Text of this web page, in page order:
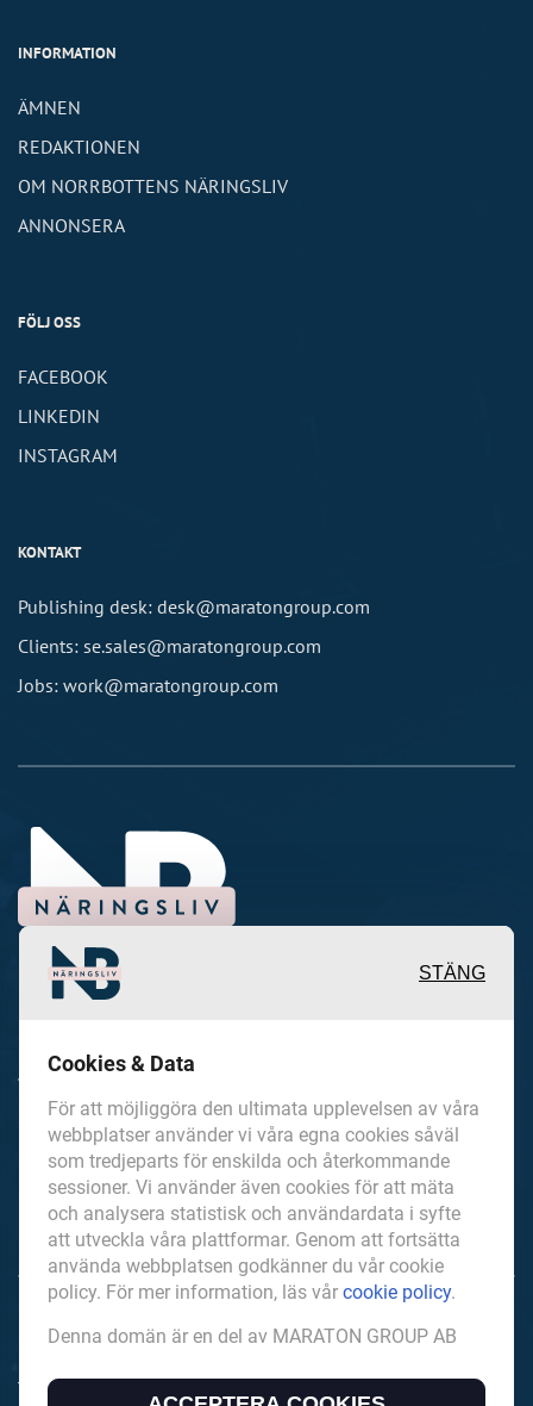
INFORMATION
ÄMNEN
REDAKTIONEN
OM NORRBOTTENS NÄRINGSLIV
ANNONSERA
FÖLJ OSS
FACEBOOK
LINKEDIN
INSTAGRAM
KONTAKT
Publishing desk: desk@maratongroup.com
Clients: se.sales@maratongroup.com
Jobs: work@maratongroup.com
värdefulla berättelser och
reportage från och om det lokala
näringslivet och dess aktörer samt
en hel del annan läsvärt innehåll.
NorrbottensNaringsliv.se är en del av mediakoncernen
tidningsvarumärken i Europa.
STÄNG
Cookies & Data
För att möjliggöra den ultimata upplevelsen av våra
webbplatser använder vi våra egna cookies såväl
som tredjeparts för enskilda och återkommande
sessioner. Vi använder även cookies för att mäta
och analysera statistisk och användardata i syfte
att utveckla våra plattformar. Genom att fortsätta
använda webbplatsen godkänner du vår cookie
policy. För mer information, läs vår cookie policy.
Denna domän är en del av MARATON GROUP AB